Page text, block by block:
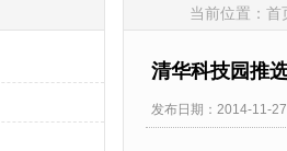
当前位置： 首
清华科技园推
发布日期：2014-11-